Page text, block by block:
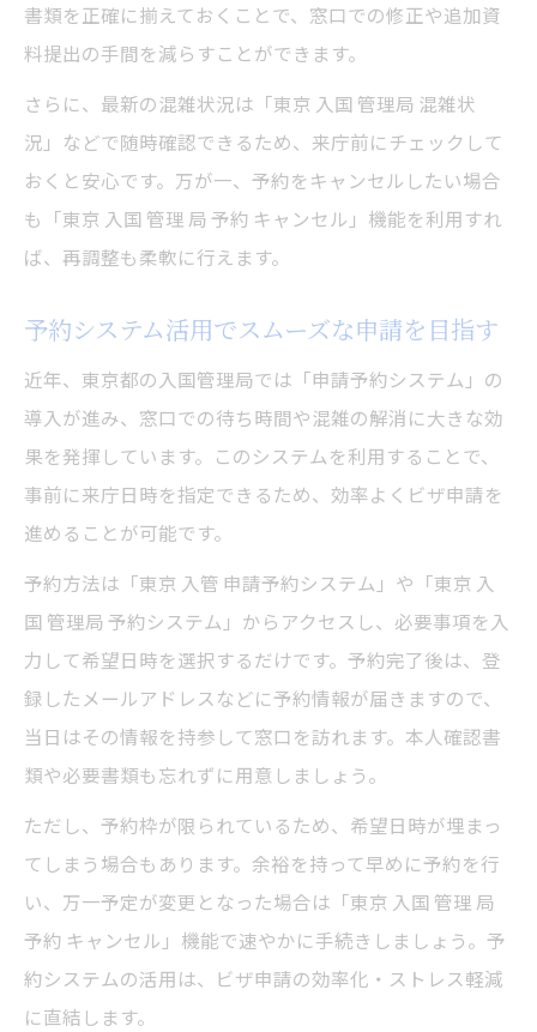
書類を正確に揃えておくことで、窓口での修正や追加資
料提出の手間を減らすことができます。
さらに、最新の混雑状況は「東京 入国 管理局 混雑状
況」などで随時確認できるため、来庁前にチェックして
おくと安心です。万が一、予約をキャンセルしたい場合
も「東京 入国 管理 局 予約 キャンセル」機能を利用すれ
ば、再調整も柔軟に行えます。
予約システム活用でスムーズな申請を目指す
近年、東京都の入国管理局では「申請予約システム」の
導入が進み、窓口での待ち時間や混雑の解消に大きな効
果を発揮しています。このシステムを利用することで、
事前に来庁日時を指定できるため、効率よくビザ申請を
進めることが可能です。
予約方法は「東京 入管 申請予約システム」や「東京 入
国 管理局 予約システム」からアクセスし、必要事項を入
力して希望日時を選択するだけです。予約完了後は、登
録したメールアドレスなどに予約情報が届きますので、
当日はその情報を持参して窓口を訪れます。本人確認書
類や必要書類も忘れずに用意しましょう。
ただし、予約枠が限られているため、希望日時が埋まっ
てしまう場合もあります。余裕を持って早めに予約を行
い、万一予定が変更となった場合は「東京 入国 管理 局
予約 キャンセル」機能で速やかに手続きしましょう。予
約システムの活用は、ビザ申請の効率化・ストレス軽減
に直結します。